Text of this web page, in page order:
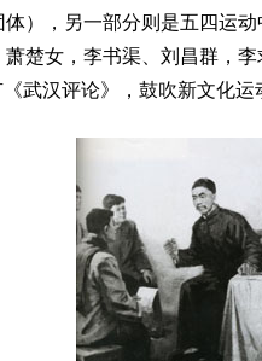
），另一部分则是五四运
楚女，李书渠、刘昌群，
武汉评论》，鼓吹新文化运